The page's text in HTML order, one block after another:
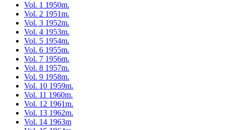
Vol. 1 1950m.
Vol. 2 1951m.
Vol. 3 1952m.
Vol. 4 1953m.
Vol. 5 1954m.
Vol. 6 1955m.
Vol. 7 1956m.
Vol. 8 1957m.
Vol. 9 1958m.
Vol. 10 1959m.
Vol. 11 1960m.
Vol. 12 1961m.
Vol. 13 1962m.
Vol. 14 1963m